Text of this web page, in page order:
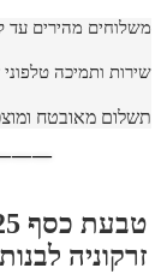
משלוחים מהירים עד
שירות ותמיכה טלפוני
תשלום מאובטח
———
זרקוניה לבנות